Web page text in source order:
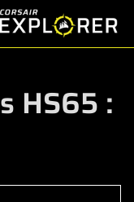
HS65 :